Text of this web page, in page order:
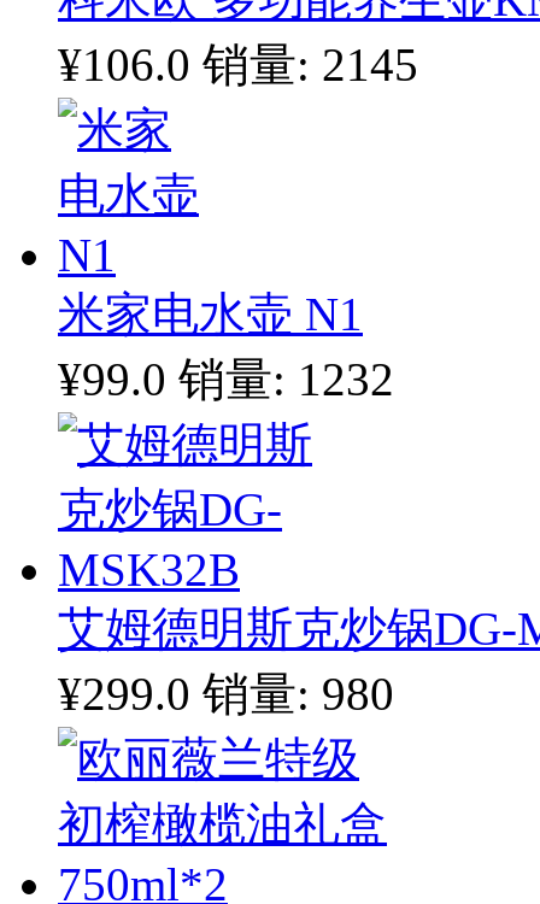
¥106.0 销量: 2145
米家电水壶 N1
¥99.0 销量: 1232
艾姆德明斯克炒锅DG-
¥299.0 销量: 980